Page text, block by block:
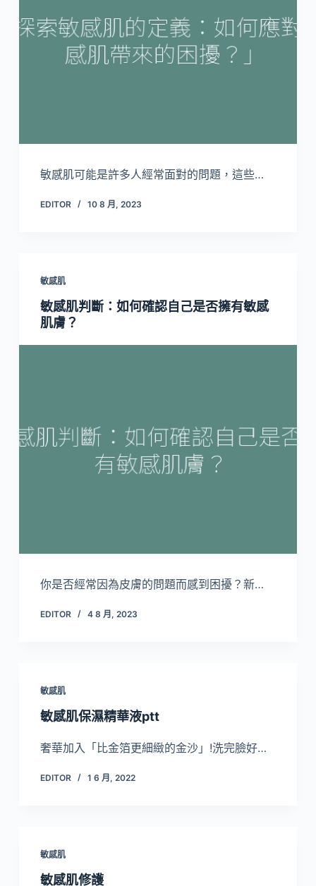
敏感肌可能是許多人經常面對的問題，這些…
EDITOR 10 8 月, 2023
敏感肌
敏感肌判斷：如何確認自己是否擁有敏感
肌膚？
你是否經常因為皮膚的問題而感到困擾？新…
EDITOR 4 8 月, 2023
敏感肌
敏感肌保濕精華液ptt
奢華加入「比金箔更細緻的金沙」!洗完臉好…
EDITOR 1 6 月, 2022
敏感肌
敏感肌修護